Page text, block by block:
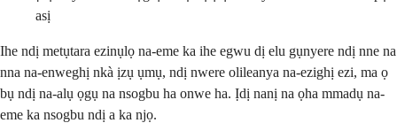
asị
Ihe ndị metụtara ezinụlọ na-eme ka ihe egwu dị elu gụnyere ndị nne na
nna na-enweghị nkà ịzụ ụmụ, ndị nwere olileanya na-ezighị ezi, ma ọ
bụ ndị na-alụ ọgụ na nsogbu ha onwe ha. Ịdị nanị na ọha mmadụ na-
eme ka nsogbu ndị a ka njọ.